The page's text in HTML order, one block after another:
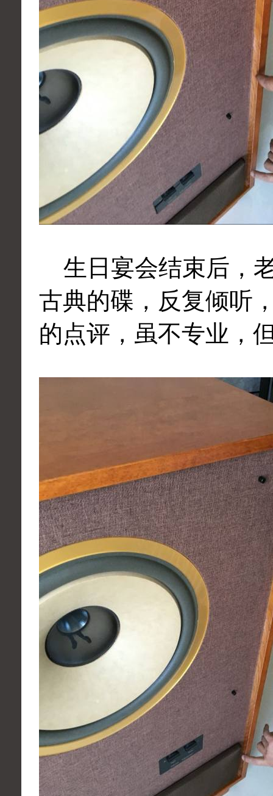
生日宴会结束后，
古典的碟，反复倾听
的点评，虽不专业，